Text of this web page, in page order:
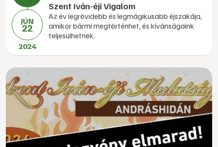
JÚN
22
2024
Szent Iván-éji Vigalom
Az év legrövidebb és legmágikusabb éjszakája,
amikor bármi megtörténhet, és kívánságaink
teljesülhetnek.